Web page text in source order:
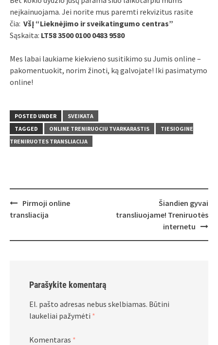
neįkainuojama. Jei norite mus paremti rekvizitus rasite
čia: VšĮ “Lieknėjimo ir sveikatingumo centras”
Sąskaita: LT58 3500 0100 0483 9580
Mes labai laukiame kiekvieno susitikimo su Jumis online –
pakomentuokit, norim žinoti, ką galvojate! Iki pasimatymo
online!
POSTED UNDER
SVEIKATA
TAGGED
ONLINE TRENIRUOCIU TVARKARASTIS
TIESIOGINE
TRENIRUOTES TRANSLIACIJA
Post
navigation
Pirmoji online
transliacija
Šiandien gyvai
transliuojame! Treniruotės
internetu
Parašykite komentarą
El. pašto adresas nebus skelbiamas. Būtini
laukeliai pažymėti *
Komentaras *